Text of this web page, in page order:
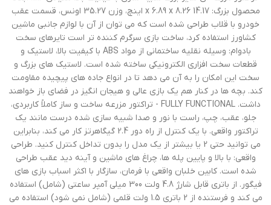
محصول بزرگ: 14.17 x 6.89 x 8.26 اینچ، وزن 35.27 اونس، قسمت عقب
خودرو با قلاب طراحی شده است که می توان از آن با لوازم جانبی ماشین
کشاورز استفاده کرد، ساخت بازی سرگرم کننده تر است تایرهای سخت
بادوام: وسیله نقلیه ساختمانی از مواد ABS با کیفیت بالا، لاستیک و
قطعات سخت افزاری الکترونیکی ساخته شده است. لاستیک های بزرگ و
سخت این امکان را به آن می دهد تا در انواع جاده های پیچیده مقاومت
کند. بچه ها در کنار هم یک بازی عالی و هیجان انگیز در فضای باز خواهند
داشت. FULLY FUNCTIONAL - تراکتور مزرعه ساخت و ساز کاملاً کاربردی،
جلو، عقب، چپ، راست با نور و صدا شبیه سازی شده درست مانند یک
تراکتور واقعی. با یک کنترل از راه دور 2.4 گیگاهرتز کار می کند، بنابراین
می توانید حتی 2 یا بیشتر از یک مدل را بدون تداخل کنترل کنید. طراحی
واقعی: با بالا و پایین پله ها، چراغ های ماشین و آینه دید عقب طراحی
شده است. کابین خلبان واقعی با فرمان، سازگار با اکثر اسباب بازی های
فیگور. از باتری قابل شارژ 4.8 ولت 300 میلی آمپر ساعتی (شامل) استفاده
می کند و فرستنده از 2 باتری 1.5 ولت قلمی (شامل نمی شود) استفاده می